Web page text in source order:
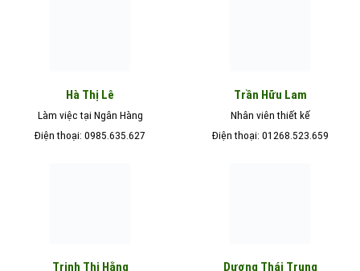
Hà Thị Lê
Làm việc tại Ngân Hàng
Điện thoại: 0985.635.627
Trần Hữu Lam
Nhân viên thiết kế
Điện thoại: 01268.523.659
Trịnh Thị Hằng Dương Thái Trung